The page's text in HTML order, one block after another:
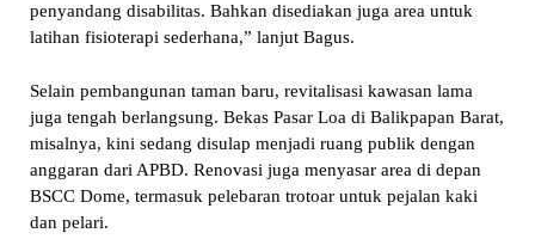
penyandang disabilitas. Bahkan disediakan juga area untuk
latihan fisioterapi sederhana,” lanjut Bagus.
Selain pembangunan taman baru, revitalisasi kawasan lama
juga tengah berlangsung. Bekas Pasar Loa di Balikpapan Barat,
misalnya, kini sedang disulap menjadi ruang publik dengan
anggaran dari APBD. Renovasi juga menyasar area di depan
BSCC Dome, termasuk pelebaran trotoar untuk pejalan kaki
dan pelari.